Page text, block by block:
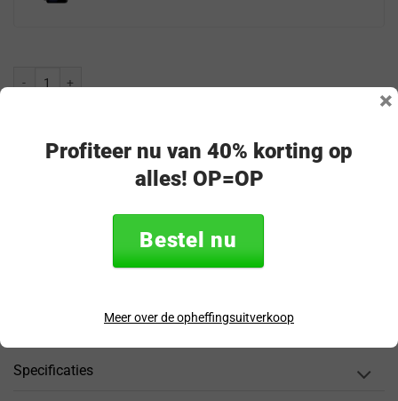
Vóór 17:00 besteld? Direct verzonden!
30 dagen bedenktijd
Veilig & achteraf betalen
“Snel en eenvoudig te bestellen. Snel geleverd!”
Productomschrijving
Specificaties
Profiteer nu van 40% korting op
alles! OP=OP
Bestel nu
Meer over de opheffingsuitverkoop
×